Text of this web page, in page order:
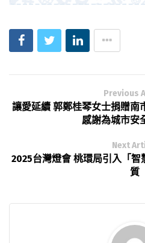
Previous
讓愛延續 郭鄭桂琴女士捐贈南
感謝為城市安
Next
2025台灣燈會 桃環局引入「
質